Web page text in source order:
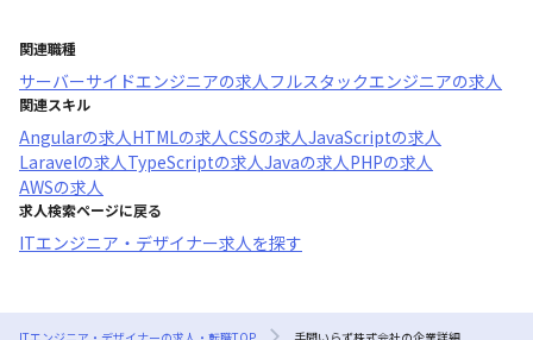
関連職種
サーバーサイドエンジニアの求人 フルスタックエンジニアの求人
関連スキル
Angularの求人 HTMLの求人CSSの求人JavaScriptの求人
Laravelの求人 TypeScriptの求人Javaの求人 PHPの求人
AWSの求人
求人検索ページに戻る
ITエンジニア・デザイナー求人を探す